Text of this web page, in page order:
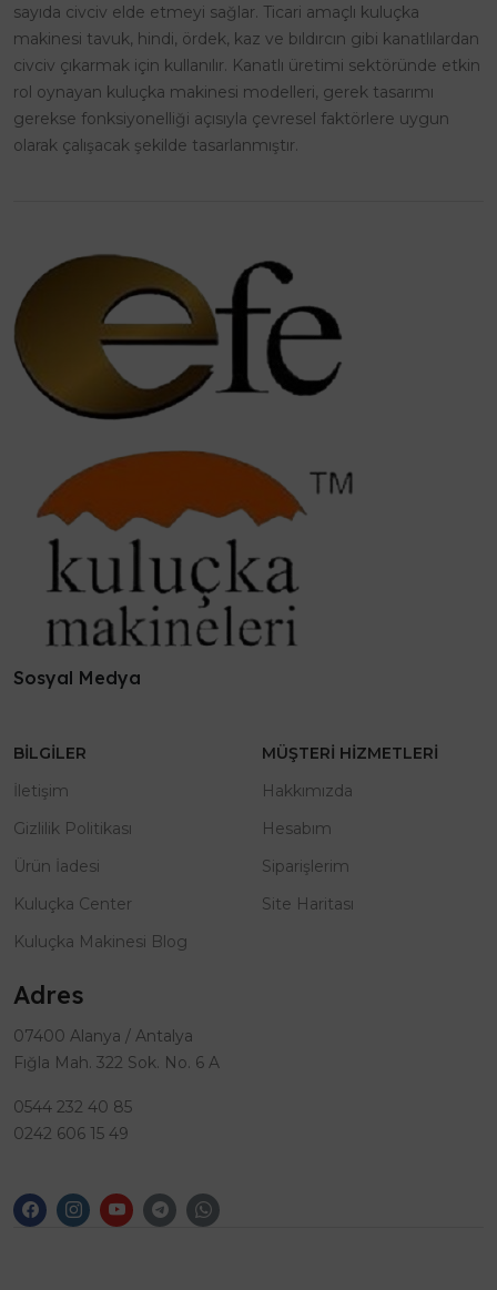
sayıda civciv elde etmeyi sağlar. Ticari amaçlı kuluçka
makinesi tavuk, hindi, ördek, kaz ve bıldırcın gibi kanatlılardan
civciv çıkarmak için kullanılır. Kanatlı üretimi sektöründe etkin
rol oynayan kuluçka makinesi modelleri, gerek tasarımı
gerekse fonksiyonelliği açısıyla çevresel faktörlere uygun
olarak çalışacak şekilde tasarlanmıştır.
Sosyal Medya
BILGILER
İletişim
Gizlilik Politikası
Ürün İadesi
Kuluçka Center
Kuluçka Makinesi Blog
MÜŞTERI HIZMETLERI
Hakkımızda
Hesabım
Siparişlerim
Site Haritası
Adres
07400 Alanya / Antalya
Fığla Mah. 322 Sok. No. 6 A
0544 232 40 85
0242 606 15 49